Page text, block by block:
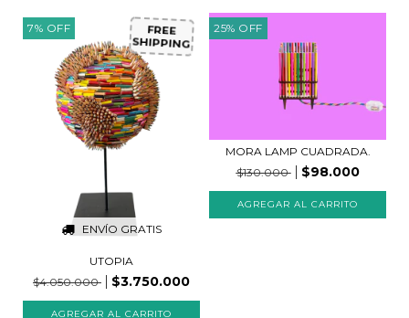
7% OFF
ENVÍO GRATIS
FREE
SHIPPING
UTOPIA
$4.050.000
$3.750.000
25% OFF
MORA LAMP CUADRADA.
$130.000
$98.000